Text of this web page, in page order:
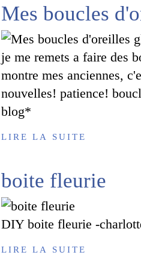
Mes boucles
je me remets a faire des
montre mes anciennes,
nouvelles! patience!
blog*
LIRE LA SUITE
boite fleurie
DIY boite fleurie -
LIRE LA SUITE